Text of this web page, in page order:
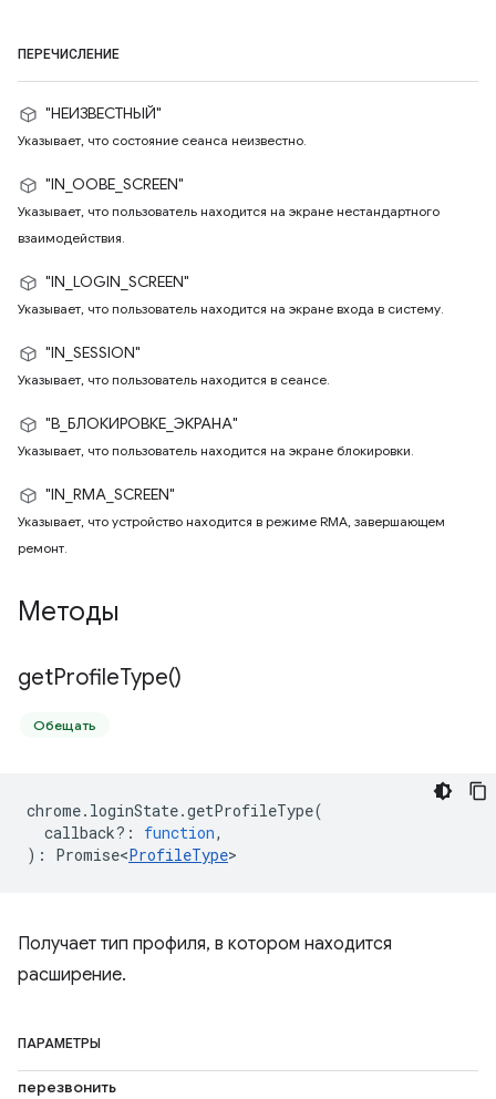
ПЕРЕЧИСЛЕНИЕ
"НЕИЗВЕСТНЫЙ"
Указывает, что состояние сеанса неизвестно.
"IN_OOBE_SCREEN"
Указывает, что пользователь находится на экране нестандартного
взаимодействия.
"IN_LOGIN_SCREEN"
Указывает, что пользователь находится на экране входа в систему.
"IN_SESSION"
Указывает, что пользователь находится в сеансе.
"В_БЛОКИРОВКЕ_ЭКРАНА"
Указывает, что пользователь находится на экране блокировки.
"IN_RMA_SCREEN"
Указывает, что устройство находится в режиме RMA, завершающем
ремонт.
Методы
getProfileType()
Обещать
chrome. loginState.getProfileType(
callback? : function,
) : Promise<ProfileType>
Получает тип профиля, в котором находится
расширение.
ПАРАМЕТРЫ
перезвонить